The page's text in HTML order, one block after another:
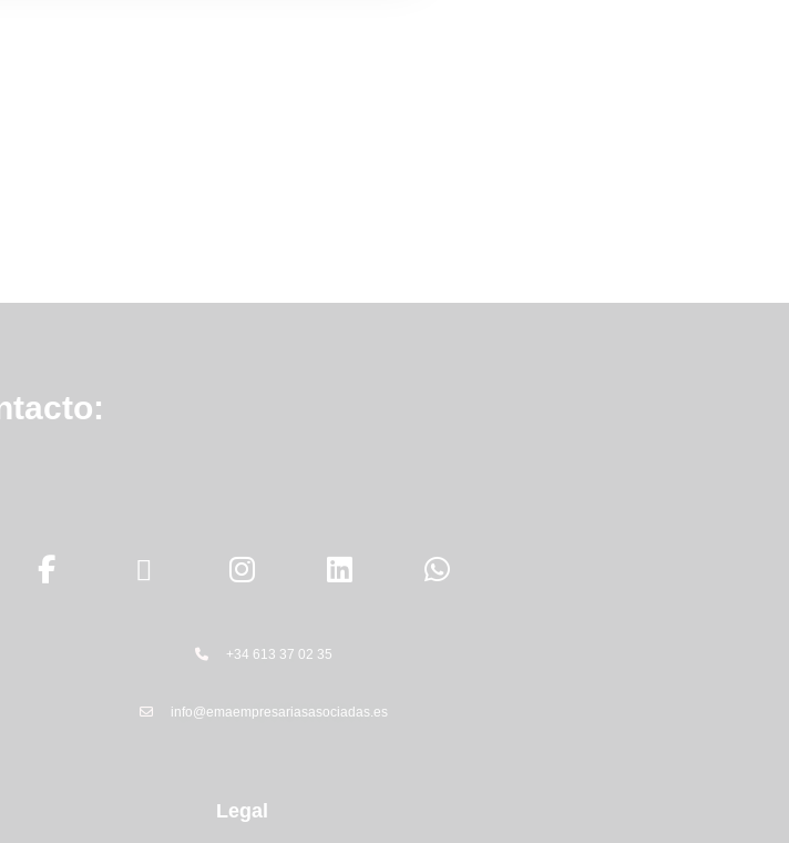
+34 613 37 02 35
info@emaempresariasasociadas.es
Legal